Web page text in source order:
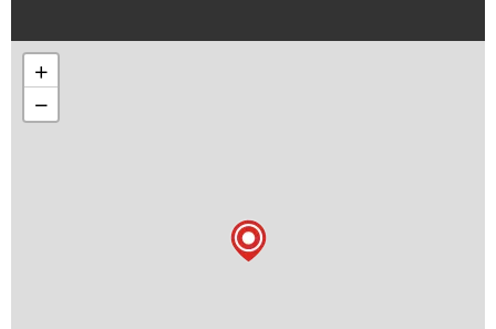
+
−